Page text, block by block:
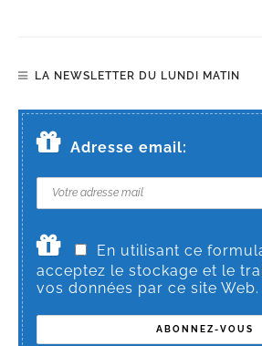
LA NEWSLETTER DU LUNDI MATIN
Adresse email:
En utilisant ce
acceptez le stockage et le
vos données par ce site Web.